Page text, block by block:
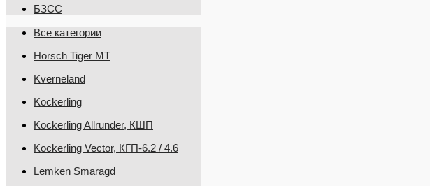
БЗСС
Все категории
Horsch Tiger MT
Kverneland
Kockerling
Kockerling Allrunder, КШП
Kockerling Vector, КГП-6.2 / 4.6
Lemken Smaragd